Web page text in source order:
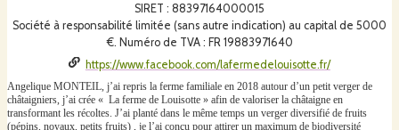
SIRET : 88397164000015
Société à responsabilité limitée (sans autre indication) au capital de 5000
€. Numéro de TVA : FR 19883971640
https://www.facebook.com/lafermedelouisotte.fr/
Angelique MONTEIL, j’ai repris la ferme familiale en 2018 autour d’un petit verger de
châtaigniers, j’ai crée « La ferme de Louisotte » afin de valoriser la châtaigne en
transformant les récoltes. J’ai planté dans le même temps un verger diversifié de fruits
(pépins, noyaux, petits fruits) , je l’ai conçu pour attirer un maximum de biodiversité